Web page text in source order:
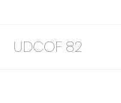
UDCOF 82